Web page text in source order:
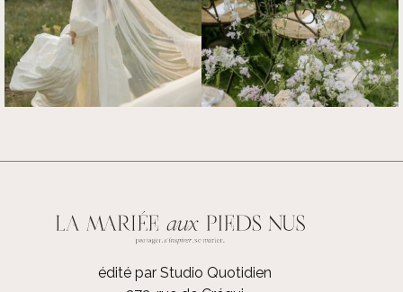
édité par Studio Quotidien